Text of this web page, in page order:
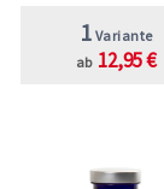
1 Variante
ab 12,95 €